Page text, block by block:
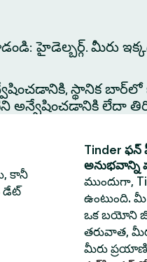
హైడెల్బర్గ్. మీరు
స్థానిక
లేదా
కానీ
డేట్
Tinder
అనుభవాన్ని
ముందుగా,
ఉంటుంది. మీ
ఒక బయోని
తరువాత,
మీరు